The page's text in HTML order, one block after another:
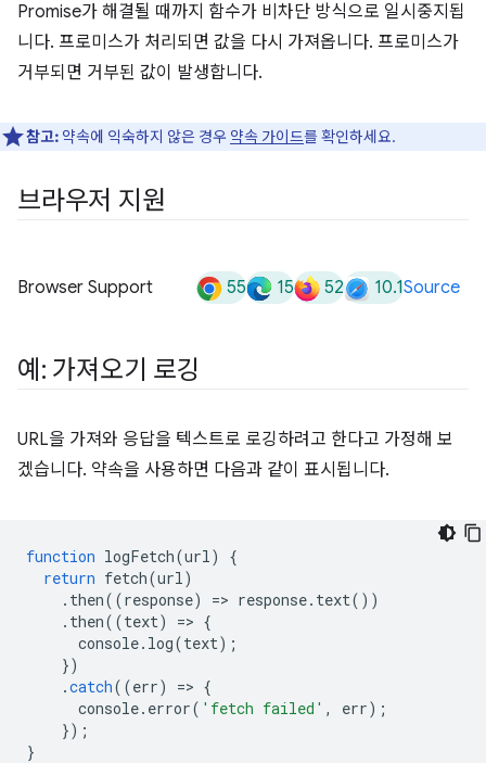
Promise가 해결될 때까지 함수가 비차단 방식으로 일시중지됩
니다. 프로미스가 처리되면 값을 다시 가져옵니다. 프로미스가
거부되면 거부된 값이 발생합니다.
참고: 약속에 익숙하지 않은 경우 약속 가이드를 확인하세요.
브라우저 지원
Browser Support 55 15 52 10.1Source
예: 가져오기 로깅
URL을 가져와 응답을 텍스트로 로깅하려고 한다고 가정해 보
겠습니다. 약속을 사용하면 다음과 같이 표시됩니다.
function logFetch(url)
{
return fetch(url)
. then((response) => response. text())
. then((text) => {
console. log(text);
})
.catch((err) => {
console. error( 'fetch failed' , err);
});
}